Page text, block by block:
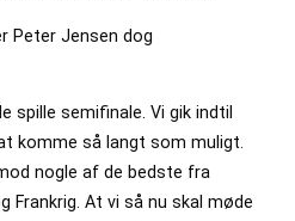
Peter Jensen dog
spille semifinale. Vi gik indtil
komme så langt som muligt.
nogle af de bedste fra
Frankrig. At vi så nu skal møde